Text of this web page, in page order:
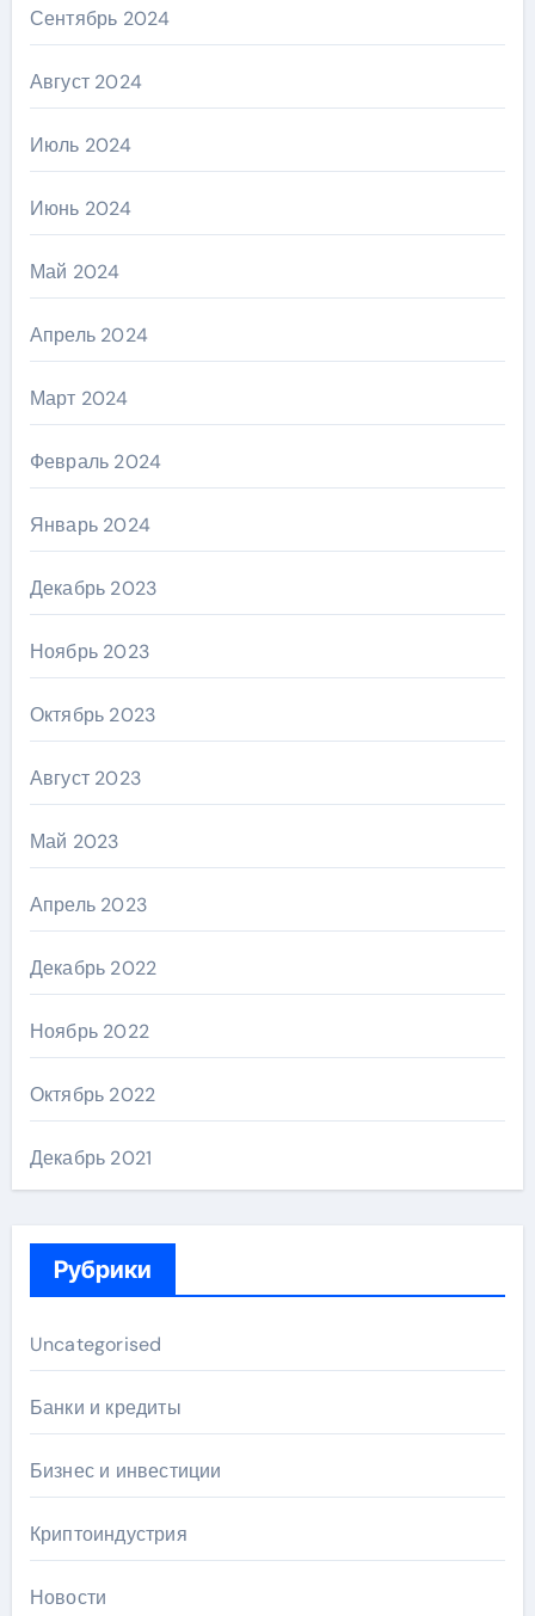
Сентябрь 2024
Август 2024
Июль 2024
Июнь 2024
Май 2024
Апрель 2024
Март 2024
Февраль 2024
Январь 2024
Декабрь 2023
Ноябрь 2023
Октябрь 2023
Август 2023
Май 2023
Апрель 2023
Декабрь 2022
Ноябрь 2022
Октябрь 2022
Декабрь 2021
Рубрики
Uncategorised
Банки и кредиты
Бизнес и инвестиции
Криптоиндустрия
Новости